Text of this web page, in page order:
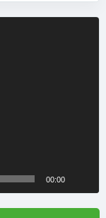
00:00